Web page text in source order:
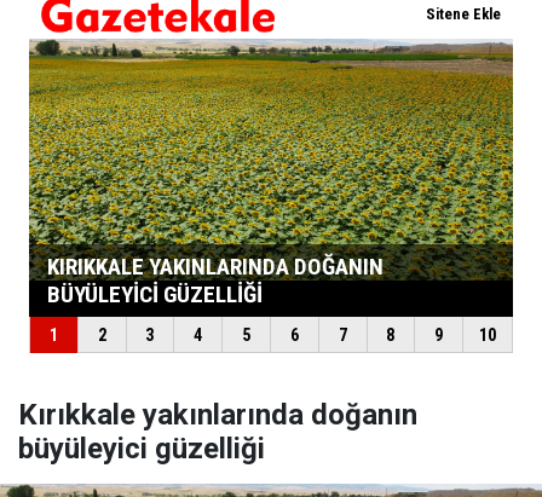
Kırıkkale yakınlarında doğanın
büyüleyici güzelliği